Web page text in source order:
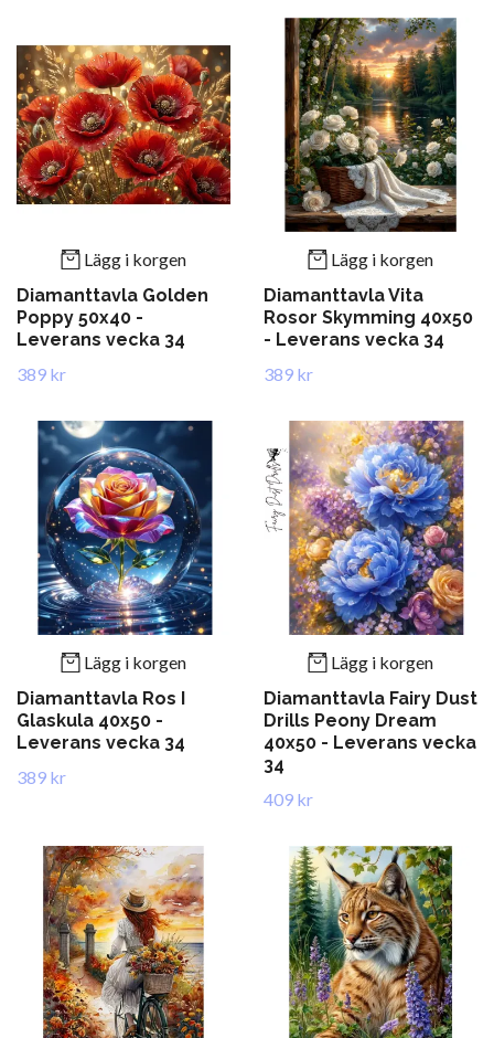
Lägg i korgen
Diamanttavla Golden
Poppy 50x40 -
Leverans vecka 34
389 kr
Lägg i korgen
Diamanttavla Vita
Rosor Skymming 40x50
- Leverans vecka 34
389 kr
Lägg i korgen
Diamanttavla Ros I
Glaskula 40x50 -
Leverans vecka 34
389 kr
Lägg i korgen
Diamanttavla Fairy Dust
Drills Peony Dream
40x50 - Leverans vecka
34
409 kr